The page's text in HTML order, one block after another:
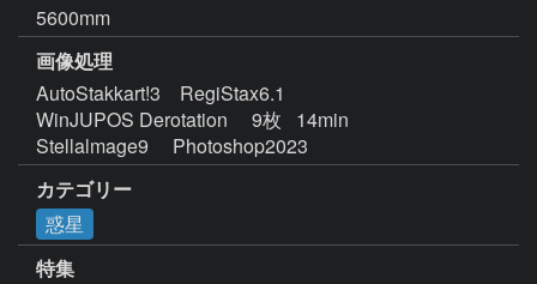
5600mm
画像処理
AutoStakkart!3    RegiStax6.1
WinJUPOS Derotation     9枚   14min
Stellalmage9     Photoshop2023
カテゴリー
惑星
特集